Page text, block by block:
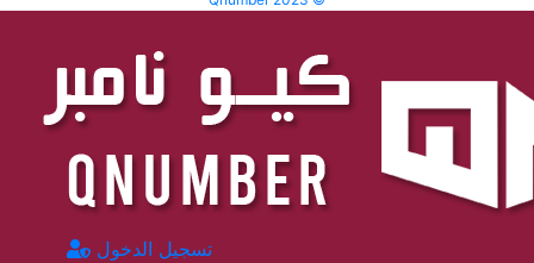
تسجيل الدخول